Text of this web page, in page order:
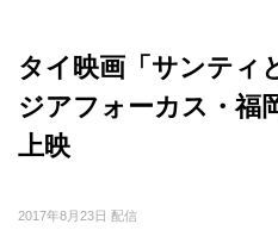
タイ映画「サンティ
ジアフォーカス・福
上映
2017年8月23日 配信